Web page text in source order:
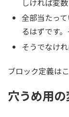
しければ変
全部当たっ
るはずです
そうでなけ
ブロック定義は
穴うめ用